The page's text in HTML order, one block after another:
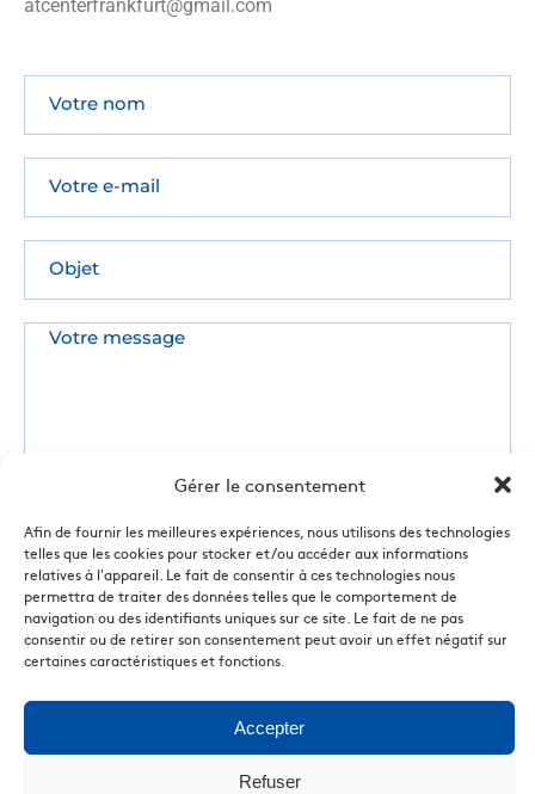
Gérer le consentement
Afin de fournir les meilleures expériences, nous utilisons des technologies
telles que les cookies pour stocker et/ou accéder aux informations
relatives à l'appareil. Le fait de consentir à ces technologies nous
permettra de traiter des données telles que le comportement de
navigation ou des identifiants uniques sur ce site. Le fait de ne pas
consentir ou de retirer son consentement peut avoir un effet négatif sur
certaines caractéristiques et fonctions.
Accepter
Refuser
atcenterfrankfurt@gmail.com